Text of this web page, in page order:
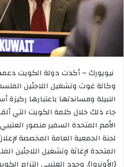
نيويورك – أكدت دولة الكويت
وكالة غوث وتشغيل اللاجئين
النبيلة ومساندتها باعتبارها
جاء ذلك خلال كلمة الكويت التي
الأمم المتحدة السفير منصور
لجنة الجمعية العامة المخصصة
المتحدة لإغاثة وتشغيل اللاجئين
(الأونروا). وجدد العتيبي التزام